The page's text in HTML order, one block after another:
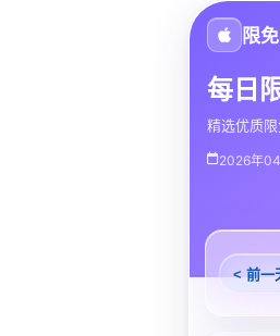
限
每日
精选优质
2026年
< 前一